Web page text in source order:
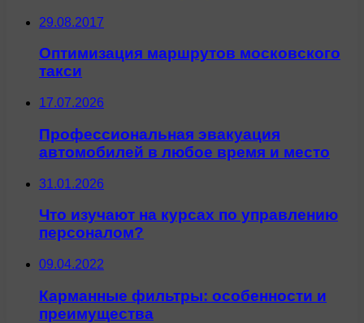
29.08.2017
Оптимизация маршрутов московского
такси
17.07.2026
Профессиональная эвакуация
автомобилей в любое время и место
31.01.2026
Что изучают на курсах по управлению
персоналом?
09.04.2022
Карманные фильтры: особенности и
преимущества